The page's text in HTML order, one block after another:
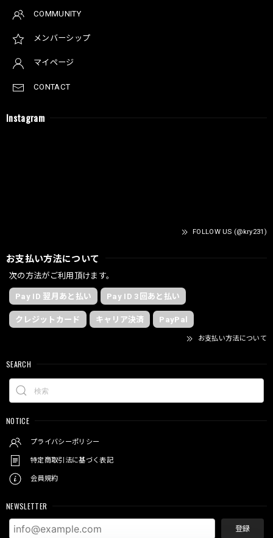
COMMUNITY
メンバーシップ
マイページ
CONTACT
Instagram
FOLLOW US (@kry231)
お支払い方法について
次の方法がご利用頂けます。
Pay ID 翌月あと払い Pay ID 3回あと払い
クレジットカード キャリア決済 PayPal
お支払い方法について
SEARCH
NOTICE
プライバシーポリシー
特定商取引法に基づく表記
会員規約
NEWSLETTER
登録